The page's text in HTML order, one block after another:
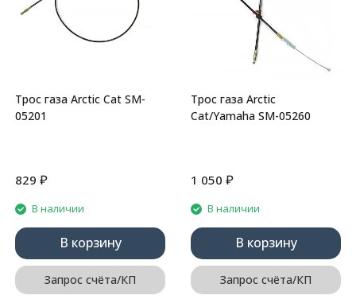
Трос газа Arctic Cat SM-
05201
829 ₽
В наличии
В корзину
Запрос счёта/КП
Трос газа Arctic
Cat/Yamaha SM-05260
1 050 ₽
В наличии
В корзину
Запрос счёта/КП